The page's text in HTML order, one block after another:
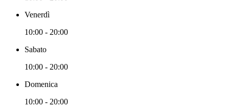
Venerdì
10:00 - 20:00
Sabato
10:00 - 20:00
Domenica
10:00 - 20:00